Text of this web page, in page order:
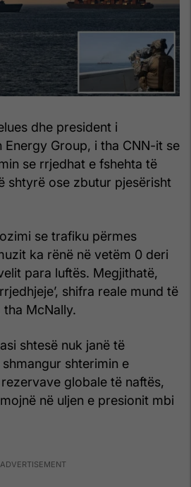
dhe president i
Energy Group, i tha CNN-it se
se rrjedhat e fshehta të
shtyrë ose zbutur pjesërisht
se trafiku përmes
ka rënë në vetëm 0 deri
para luftës. Megjithatë,
shifra reale mund të
tha McNally.
shtesë nuk janë të
shterimin e
globale të naftës,
në uljen e presionit mbi